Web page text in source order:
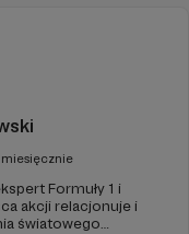
miesięcznie
Formuły 1 i
akcji relacjonuje i
światowego